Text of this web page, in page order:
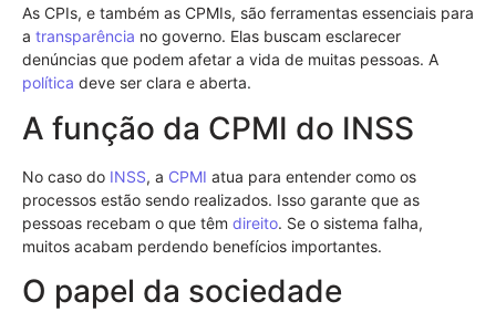
As CPIs, e também as CPMIs, são ferramentas essenciais para
a transparência no governo. Elas buscam esclarecer
denúncias que podem afetar a vida de muitas pessoas. A
política deve ser clara e aberta.
A função da CPMI do INSS
No caso do INSS, a CPMI atua para entender como os
processos estão sendo realizados. Isso garante que as
pessoas recebam o que têm direito. Se o sistema falha,
muitos acabam perdendo benefícios importantes.
O papel da sociedade